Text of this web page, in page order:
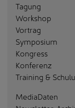
Tagung
Workshop
Vortrag
Symposium
Kongress
Konferenz
Training &
MediaDaten